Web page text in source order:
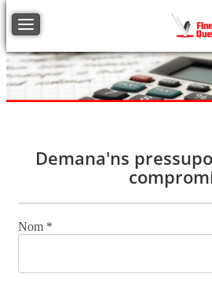
Toggle navigation
Demana'ns
Nom *